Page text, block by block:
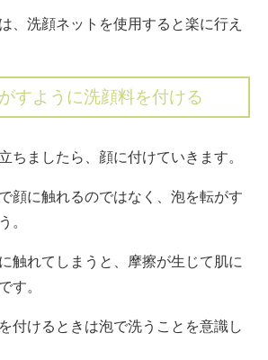
、洗顔ネットを使用すると楽に行え
すように洗顔料を付ける
ちましたら、顔に付けていきます。
顔に触れるのではなく、泡を転がす
。
触れてしまうと、摩擦が生じて肌に
す。
付けるときは泡で洗うことを意識し